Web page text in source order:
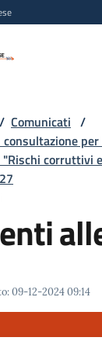
Persona
Circondario
Imolese
/ Comunicati /
corruttivi
:09-12-2024 09:14